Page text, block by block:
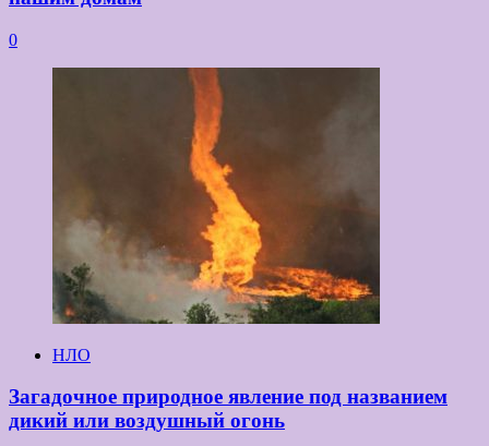
0
НЛО
Загадочное природное явление под названием
дикий или воздушный огонь